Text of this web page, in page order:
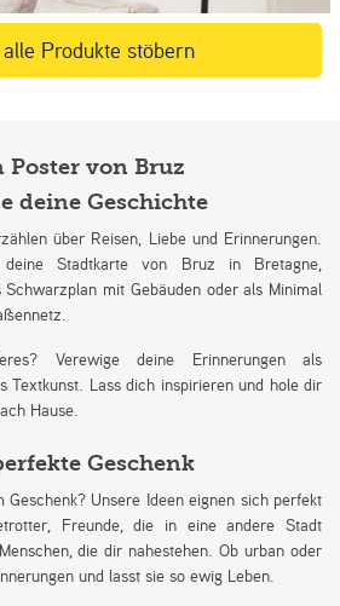
Produkte stöbern
Poster von Bruz
deine Geschichte
über Reisen, Liebe und Erinnerungen.
Stadtkarte von Bruz in Bretagne,
mit Gebäuden oder als Minimal
Verewige deine Erinnerungen als
Textkunst. Lass dich inspirieren und hole dir
Hause.
Geschenk
Unsere Ideen eignen sich perfekt
Freunde, die in eine andere Stadt
die dir nahestehen. Ob urban oder
und lasst sie so ewig Leben.